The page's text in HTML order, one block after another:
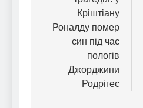
Кріштіану
Роналду помер
син під час
пологів
Джорджини
Родрігес